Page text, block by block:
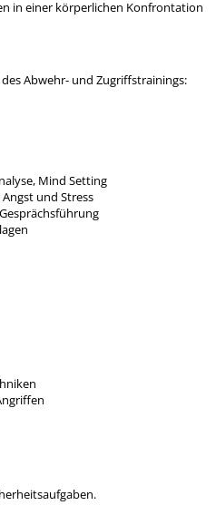
in einer körperlichen Konfrontation
Abwehr- und Zugriffstrainings:
Mind Setting
und Stress